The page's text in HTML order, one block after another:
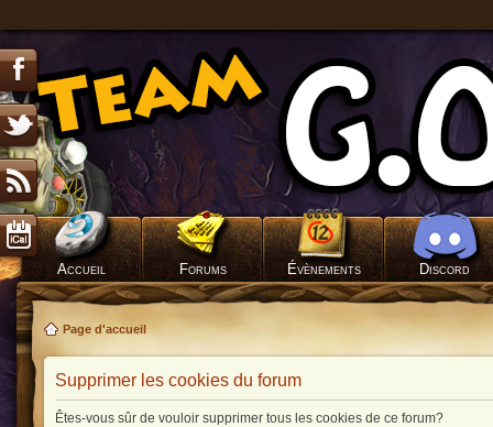
Accueil Forums Évènements Discord
Page d'accueil
Supprimer les cookies du forum
Êtes-vous sûr de vouloir supprimer tous les cookies de ce forum?